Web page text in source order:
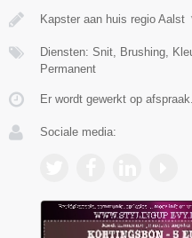
Kapster aan huis regio Aalst
Diensten: Snit, Brushing,
Permanent
Er wordt gewerkt op afspraak.
Sociale media: